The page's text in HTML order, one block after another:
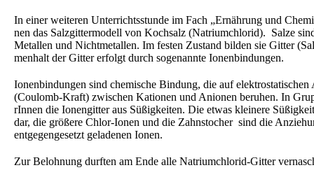
In einer weite­ren Unter­richts­stun­de im Fach „Ernäh­rung und
nen das Salzgit­ter­mo­dell von Kochsalz (Natri­um­chlo­rid). Salze
Metal­len und Nicht­me­tal­len. Im festen Zustand bilden sie Gitter
men­halt der Gitter erfolgt durch sogenann­te Ionenbindungen.
Ionen­bin­dun­gen sind chemi­sche Bindung, die auf elektro­sta­ti­schen
(Coulomb-Kraft) zwischen Katio­nen und Anionen beruhen. In
rIn­nen die Ionen­git­ter aus Süßig­kei­ten. Die etwas kleine­re
dar, die größe­re Chlor-Ionen und die Zahnsto­cher sind die
entge­gen­ge­setzt gelade­nen Ionen.
Zur Beloh­nung durften am Ende alle Natri­um­chlo­rid-Gitter